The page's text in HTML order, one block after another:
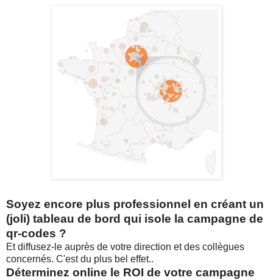
Soyez encore plus professionnel en créant un
(joli) tableau de bord qui isole la campagne de
qr-codes ?
Et diffusez-le auprès de votre direction et des collègues
concernés. C'est du plus bel effet..
Déterminez online le ROI de votre campagne